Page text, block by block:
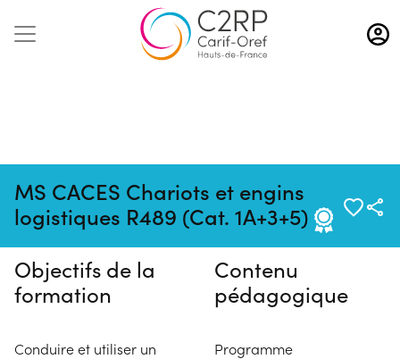
Aller
au
contenu
MS CACES Chariots et engins
logistiques R489 (Cat. 1A+3+5)
Pas de session programmée en
ce moment
Objectifs de la
formation
Conduire et utiliser un
Contenu
pédagogique
Programme